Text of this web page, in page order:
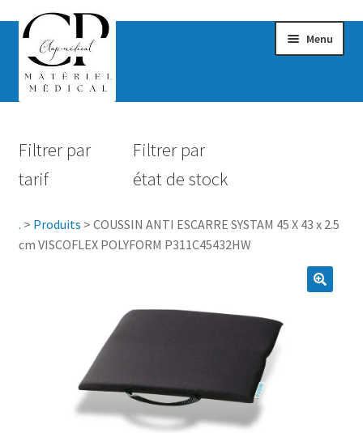
Menu
Hygiène
Accessoires Salle de bain
Vêtements & Chaussures
Filtrer par
tarif
Filtrer par
état de stock
. > Produits > COUSSIN ANTI ESCARRE SYSTAM 45 X 43 x 2.5
cm VISCOFLEX POLYFORM P311C45432HW